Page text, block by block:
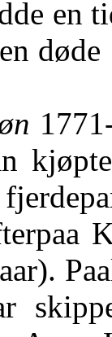
en